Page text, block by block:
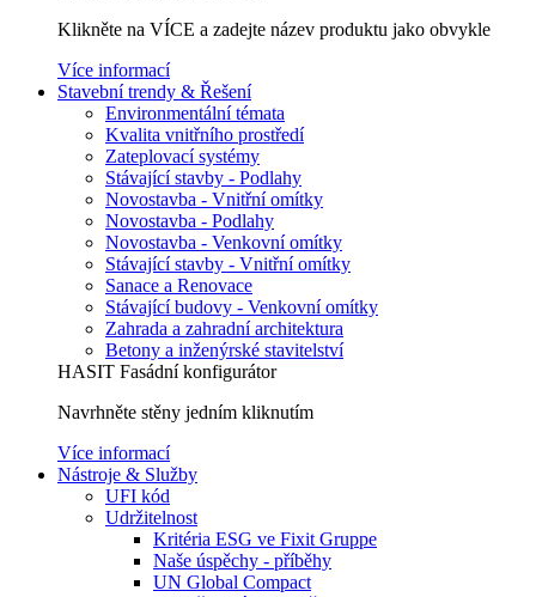
Klikněte na VÍCE a zadejte název produktu jako obvykle
Více informací
Stavební trendy & Řešení
Environmentální témata
Kvalita vnitřního prostředí
Zateplovací systémy
Stávající stavby - Podlahy
Novostavba - Vnitřní omítky
Novostavba - Podlahy
Novostavba - Venkovní omítky
Stávající stavby - Vnitřní omítky
Sanace a Renovace
Stávající budovy - Venkovní omítky
Zahrada a zahradní architektura
Betony a inženýrské stavitelství
HASIT Fasádní konfigurátor
Navrhněte stěny jedním kliknutím
Více informací
Nástroje & Služby
UFI kód
Udržitelnost
Kritéria ESG ve Fixit Gruppe
Naše úspěchy - příběhy
UN Global Compact